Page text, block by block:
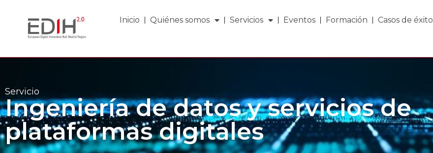
Inicio Quiénes somos Servicios Eventos Formación Casos de éxito
Servicio
Ingeniería de datos y servicios de
plataformas digitales